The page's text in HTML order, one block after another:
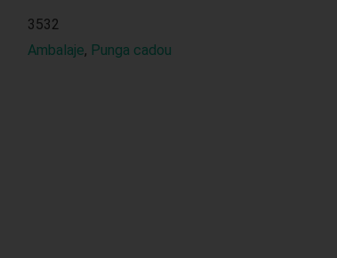
3532
Ambalaje, Punga cadou